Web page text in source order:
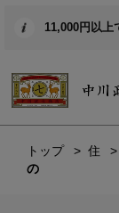
11,000円以上
トップ 住
の